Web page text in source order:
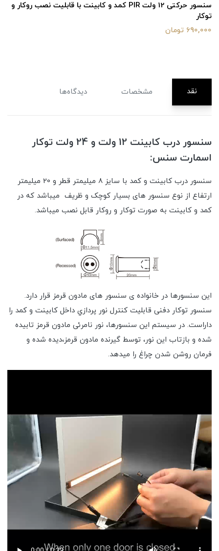
سنسور حرکتی 12 ولت PIR کمد و کابینت با قابلیت نصب روکار و
توکار
690,000 تومان
نقد مشخصات دیدگاه‌ها
سنسور درب کابینت 12 ولت و 24 ولت توکار
اسمارت سنس:
سنسور درب کابینت و کمد با سایز 8 میلیمتر قطر و 20 میلیمتر
ارتفاع از نوع سنسور های بسیار کوچک و ظریف میباشد که در
کمد و کابینت به صورت توکار و روکار قابل نصب میباشد.
این سنسورها در خانواده ی سنسور های مادون قرمز قرار دارد.
سنسور توکار دفنی قابلیت کنترل نور پردازي داخل کابینت و کمد را
داراست. در سیستم این سنسورها، نور نامرئی مادون قرمز تابیده
شده و بازتاب این نور، توسط گیرنده مادون قرمز،دیده شده و
فرمان روشن شدن چراغ را میدهد.